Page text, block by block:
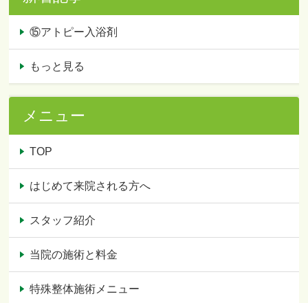
⑮アトピー入浴剤
もっと見る
メニュー
TOP
はじめて来院される方へ
スタッフ紹介
当院の施術と料金
特殊整体施術メニュー